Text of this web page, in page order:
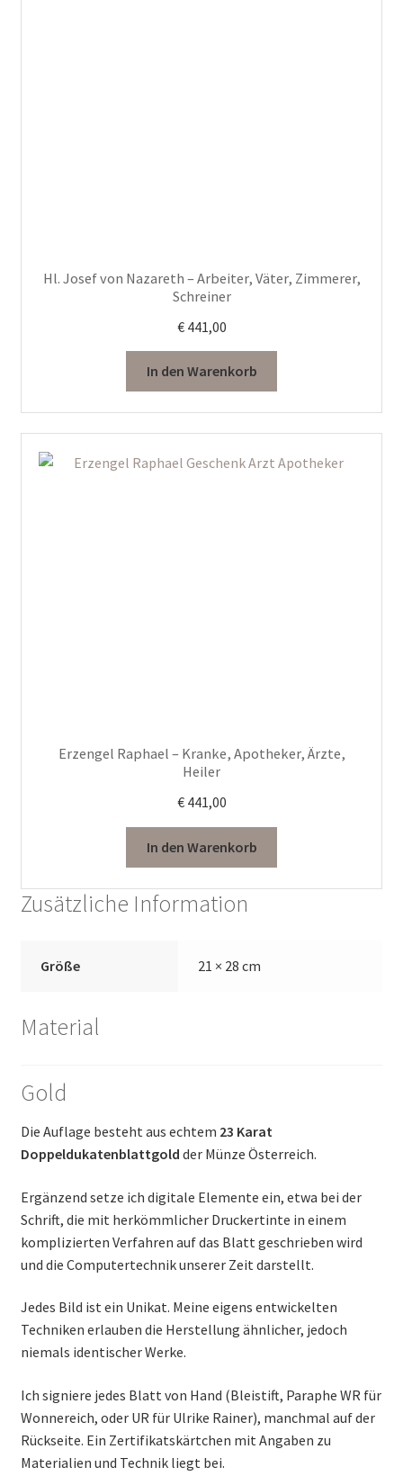
Hl. Josef von Nazareth – Arbeiter, Väter, Zimmerer,
Schreiner
€441,00
In den Warenkorb
Erzengel Raphael – Kranke, Apotheker, Ärzte,
Heiler
€441,00
In den Warenkorb
Zusätzliche Information
Größe 21 × 28 cm
Material
Gold
Die Auflage besteht aus echtem 23 Karat
Doppeldukatenblattgold der Münze Österreich.
Ergänzend setze ich digitale Elemente ein, etwa bei der
Schrift, die mit herkömmlicher Druckertinte in einem
komplizierten Verfahren auf das Blatt geschrieben wird
und die Computertechnik unserer Zeit darstellt.
Jedes Bild ist ein Unikat. Meine eigens entwickelten
Techniken erlauben die Herstellung ähnlicher, jedoch
niemals identischer Werke.
Ich signiere jedes Blatt von Hand (Bleistift, Paraphe WR für
Wonnereich, oder UR für Ulrike Rainer), manchmal auf der
Rückseite. Ein Zertifikatskärtchen mit Angaben zu
Materialien und Technik liegt bei.